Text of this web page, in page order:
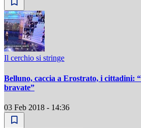
Il cerchio si stringe
Belluno, caccia a Erostrato, i cittadini:
bravate”
03 Feb 2018 - 14:36